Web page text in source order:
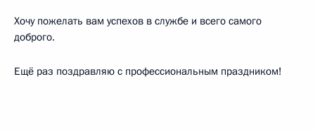
Хочу пожелать вам успехов в службе и всего самого
доброго.
Ещё раз поздравляю с профессиональным праздником!